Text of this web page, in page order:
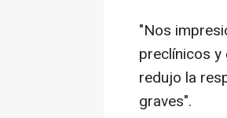
"Nos
preclínicos y
redujo la
graves".